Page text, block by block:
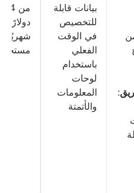
:
بيانات قابلة
للتخصيص
في الوقت
الفعلي
باستخدام
لوحات
المعلومات
والأتمتة
من 24
دولارًا
شهريًا